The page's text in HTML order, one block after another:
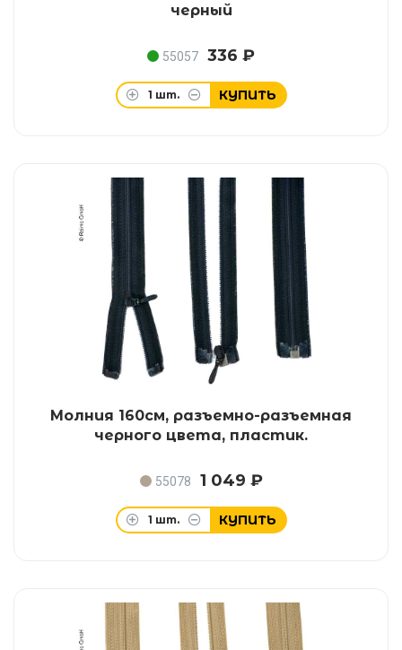
черный
55057 336 ₽
1 шт. КУПИТЬ
Молния 160см, разъемно-разъемная
черного цвета, пластик.
55078 1 049 ₽
1 шт. КУПИТЬ